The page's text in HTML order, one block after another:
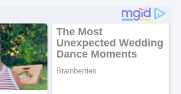
Phong thủy vượng tài cuối năm:
Dùng Thiềm Thừ đúng cách thúc tài
cực nhanh
Chuẩn bị phòng cưới chuẩn phong
thủy để đôi lứa hạnh phúc mãi không
thôi